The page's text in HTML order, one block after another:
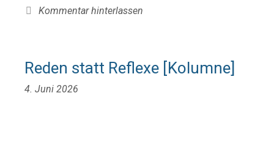
Kommentar hinterlassen
Reden statt Reflexe [Kolumne]
4. Juni 2026